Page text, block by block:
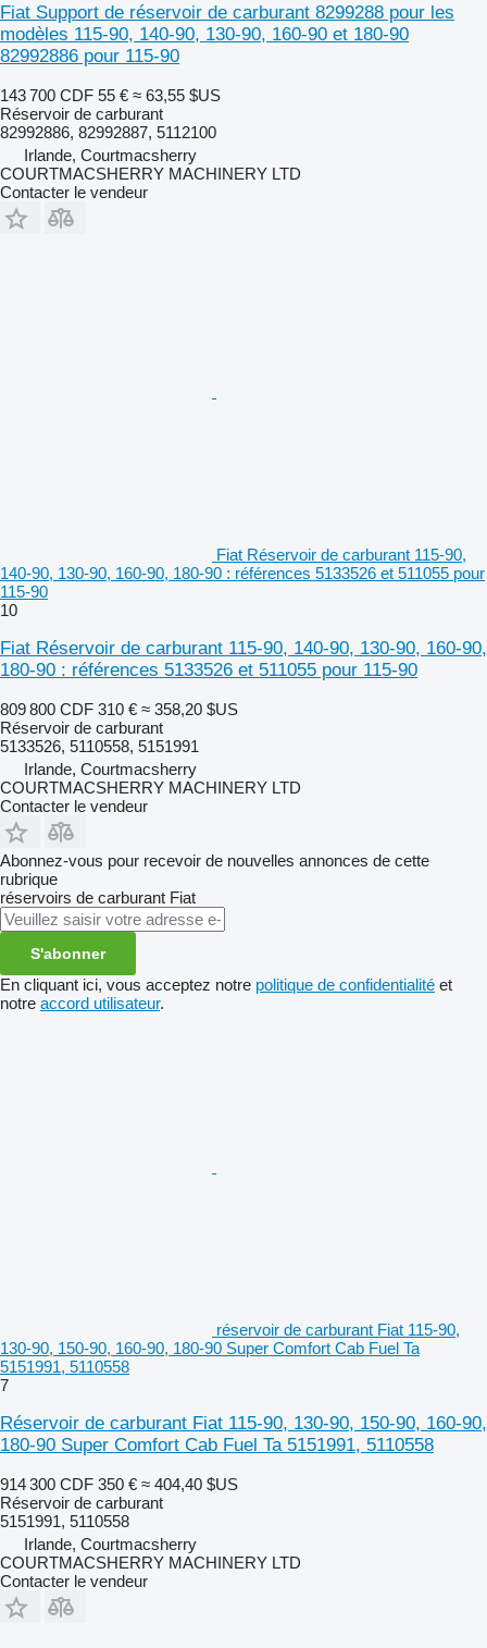
Fiat Support de réservoir de carburant 8299288 pour les
modèles 115-90, 140-90, 130-90, 160-90 et 180-90
82992886 pour 115-90
143 700 CDF 55 € ≈ 63,55 $US
Réservoir de carburant
82992886, 82992887, 5112100
Irlande, Courtmacsherry
COURTMACSHERRY MACHINERY LTD
Contacter le vendeur
Fiat Réservoir de carburant 115-90,
140-90, 130-90, 160-90, 180-90 : références 5133526 et 511055 pour
115-90
10
Fiat Réservoir de carburant 115-90, 140-90, 130-90, 160-90,
180-90 : références 5133526 et 511055 pour 115-90
809 800 CDF 310 € ≈ 358,20 $US
Réservoir de carburant
5133526, 5110558, 5151991
Irlande, Courtmacsherry
COURTMACSHERRY MACHINERY LTD
Contacter le vendeur
Abonnez-vous pour recevoir de nouvelles annonces de cette
rubrique
réservoirs de carburant Fiat
S'abonner
En cliquant ici, vous acceptez notre politique de confidentialité et
notre accord utilisateur.
réservoir de carburant Fiat 115-90,
130-90, 150-90, 160-90, 180-90 Super Comfort Cab Fuel Ta
5151991, 5110558
7
Réservoir de carburant Fiat 115-90, 130-90, 150-90, 160-90,
180-90 Super Comfort Cab Fuel Ta 5151991, 5110558
914 300 CDF 350 € ≈ 404,40 $US
Réservoir de carburant
5151991, 5110558
Irlande, Courtmacsherry
COURTMACSHERRY MACHINERY LTD
Contacter le vendeur